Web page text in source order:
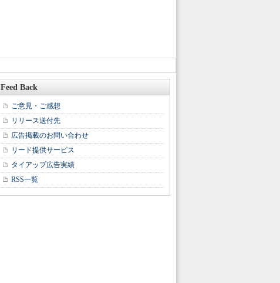
Feed Back
ご意見・ご感想
リリース送付先
広告掲載のお問い合わせ
リード提供サービス
タイアップ広告実績
RSS一覧